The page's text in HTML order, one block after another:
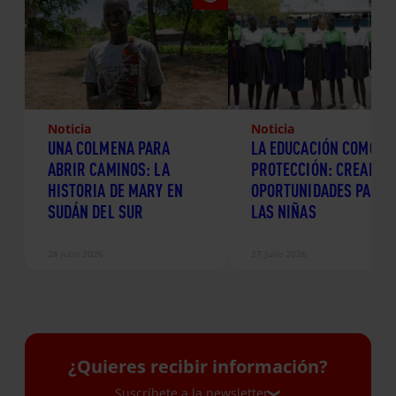
Noticia
UNA COLMENA PARA
ABRIR CAMINOS: LA
HISTORIA DE MARY EN
SUDÁN DEL SUR
Noticia
LA EDUCACIÓN COMO
PROTECCIÓN: CREANDO
OPORTUNIDADES PARA
LAS NIÑAS
¿Quieres recibir información?